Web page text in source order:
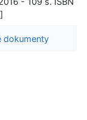
]
dokumenty